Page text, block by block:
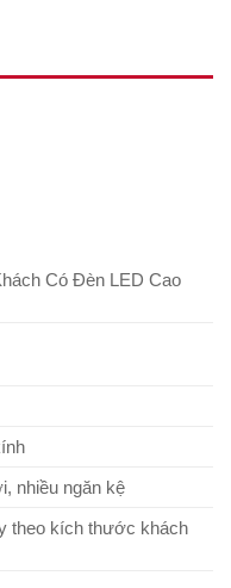
Có Đèn LED Cao
nhiều ngăn kệ
theo kích thước khách